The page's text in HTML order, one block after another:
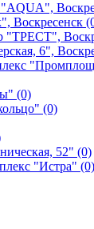
Воскресенск
"ТРЕСТ",
6",
(0)
(0)
52" (0)
"Истра" (0)